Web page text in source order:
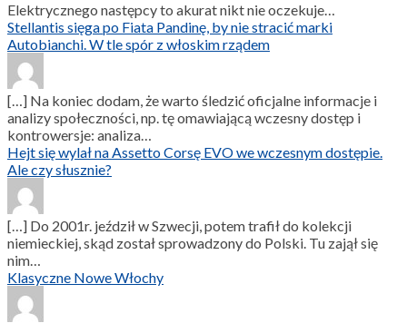
Elektrycznego następcy to akurat nikt nie oczekuje…
Stellantis sięga po Fiata Pandinę, by nie stracić marki
Autobianchi. W tle spór z włoskim rządem
[…] Na koniec dodam, że warto śledzić oficjalne informacje i
analizy społeczności, np. tę omawiającą wczesny dostęp i
kontrowersje: analiza…
Hejt się wylał na Assetto Corsę EVO we wczesnym dostępie.
Ale czy słusznie?
[…] Do 2001r. jeździł w Szwecji, potem trafił do kolekcji
niemieckiej, skąd został sprowadzony do Polski. Tu zajął się
nim…
Klasyczne Nowe Włochy